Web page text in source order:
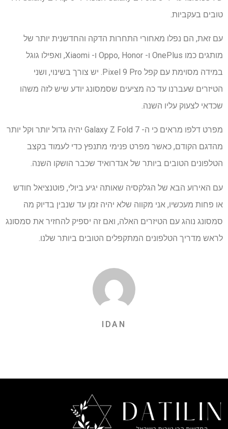
טובים בעקביות.
עם זאת, הם נפלו מאחורי התחרות הדקה והחדשנית יותר של
מותגים כמו OnePlus ו- Oppo, Honor ו- Xiaomi, ואפילו גוגל
במידה מסוימת עם קפל Pixel 9 Pro. יש צורך בשינוי, ושני
הטיזרים שעברנו עד כה מציעים שסמסונג יודע שיש לזה משהו
שכדאי לצעוק עליו השנה.
מפרט דלפו מראים כי ה- Galaxy Z Fold 7 יהיה גדול יותר וקל יותר
מהדגם הקודם, כאשר מפרט פנימי מתנפץ כדי לעמוד בקצב
הטלפונים הטובים ביותר של אנדרואיד שכבר הושקו השנה.
עם האירוע הבא של הגלקסיה שאותה יגיע ביולי, פוטנציאל חודש
או פחות מעכשיו, אני מקווה שלא יהיה זמן עד שנבין בדיוק מה
סמסונג נוהג עם הטיזרים האלה, ואם זה יספיק להחזיר את סמסונג
לראש מדריך הטלפונים המתקפלים הטובים ביותר שלנו.
IDAN